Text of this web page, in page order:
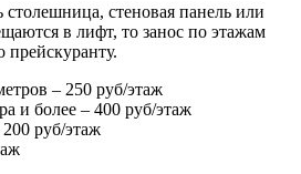
столешница, стеновая панель или
в лифт, то занос по этажам
прейскуранту.
– 250 руб/этаж
и более – 400 руб/этаж
руб/этаж